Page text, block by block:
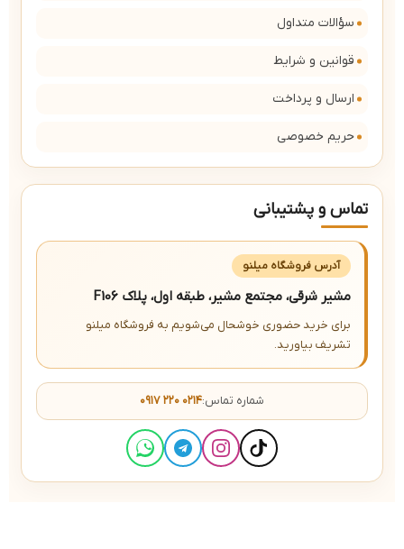
سؤالات متداول
قوانین و شرایط
ارسال و پرداخت
حریم خصوصی
تماس و پشتیبانی
آدرس فروشگاه میلنو
مشیر شرقی، مجتمع مشیر، طبقه اول، پلاک F106
برای خرید حضوری خوشحال می‌شویم به فروشگاه میلنو
تشریف بیاورید.
شماره تماس:۰۹۱۷ ۲۲۰ ۰۲۱۴